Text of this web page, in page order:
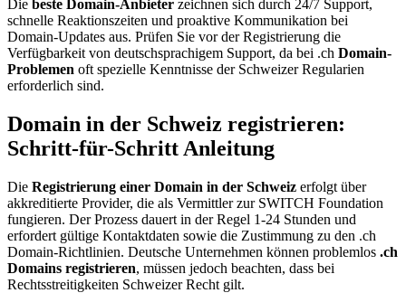
Die beste Domain-Anbieter zeichnen sich durch 24/7 Support,
schnelle Reaktionszeiten und proaktive Kommunikation bei
Domain-Updates aus. Prüfen Sie vor der Registrierung die
Verfügbarkeit von deutschsprachigem Support, da bei .ch Domain-
Problemen oft spezielle Kenntnisse der Schweizer Regularien
erforderlich sind.
Domain in der Schweiz registrieren:
Schritt-für-Schritt Anleitung
Die Registrierung einer Domain in der Schweiz erfolgt über
akkreditierte Provider, die als Vermittler zur SWITCH Foundation
fungieren. Der Prozess dauert in der Regel 1-24 Stunden und
erfordert gültige Kontaktdaten sowie die Zustimmung zu den .ch
Domain-Richtlinien. Deutsche Unternehmen können problemlos .ch
Domains registrieren, müssen jedoch beachten, dass bei
Rechtsstreitigkeiten Schweizer Recht gilt.